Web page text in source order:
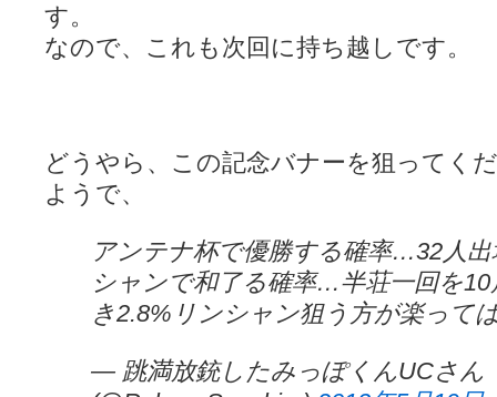
す。
なので、これも次回に持ち越しです。
どうやら、この記念バナーを狙ってく
ようで、
アンテナ杯で優勝する確率…32人
シャンで和了る確率…半荘一回を
き2.8%リンシャン狙う方が楽って
— 跳満放銃したみっぽくんUCさん